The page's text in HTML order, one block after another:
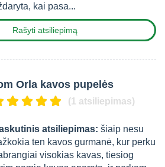
kai pasa...
Rašyti atsiliepimą
Orla kavos pupelės
(1 atsiliepimas)
atsiliepimas: šiaip nesu
ten kavos gurmanė, kur perku
visokias kavas, tiesiog